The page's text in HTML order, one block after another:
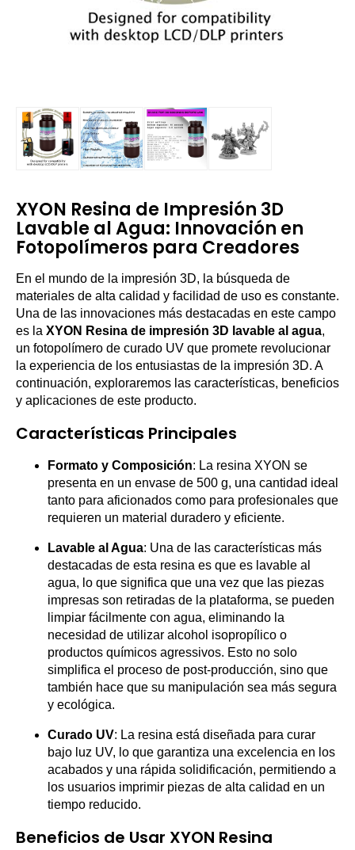
XYON Resina de Impresión 3D
Lavable al Agua: Innovación en
Fotopolímeros para Creadores
En el mundo de la impresión 3D, la búsqueda de
materiales de alta calidad y facilidad de uso es constante.
Una de las innovaciones más destacadas en este campo
es la XYON Resina de impresión 3D lavable al agua,
un fotopolímero de curado UV que promete revolucionar
la experiencia de los entusiastas de la impresión 3D. A
continuación, exploraremos las características, beneficios
y aplicaciones de este producto.
Características Principales
Formato y Composición: La resina XYON se
presenta en un envase de 500 g, una cantidad ideal
tanto para aficionados como para profesionales que
requieren un material duradero y eficiente.
Lavable al Agua: Una de las características más
destacadas de esta resina es que es lavable al
agua, lo que significa que una vez que las piezas
impresas son retiradas de la plataforma, se pueden
limpiar fácilmente con agua, eliminando la
necesidad de utilizar alcohol isopropílico o
productos químicos agressivos. Esto no solo
simplifica el proceso de post-producción, sino que
también hace que su manipulación sea más segura
y ecológica.
Curado UV: La resina está diseñada para curar
bajo luz UV, lo que garantiza una excelencia en los
acabados y una rápida solidificación, permitiendo a
los usuarios imprimir piezas de alta calidad en un
tiempo reducido.
Beneficios de Usar XYON Resina